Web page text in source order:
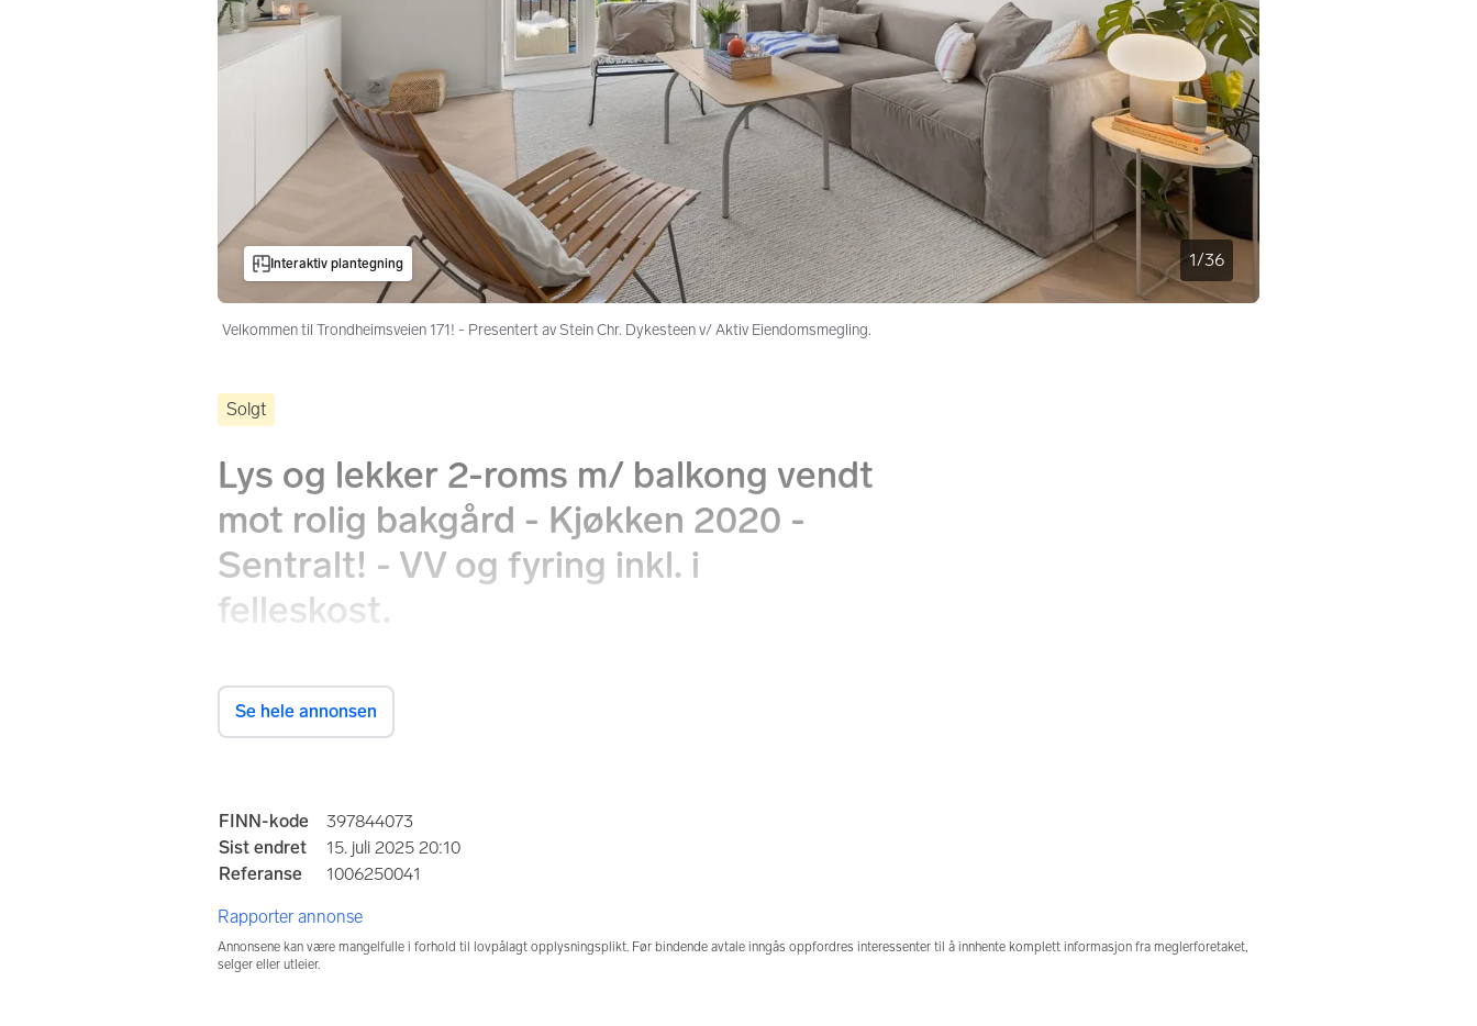
1/36
Interaktiv plantegning
Velkommen til Trondheimsveien 171! - Presentert av Stein Chr. Dykesteen v/ Aktiv Eiendomsmegling.
Solgt
Lys og lekker 2-roms m/​ balkong vendt
mot rolig bakgård - Kjøkken 2020 -
Sentralt! - VV og fyring inkl. i
felleskost.
Totalpris
4 481 034 kr
1 350 kr
4 640 kr
Se hele annonsen
Annonseinformasjon
FINN-kode
397844073
Sist endret
15. juli 2025 20:10
Referanse
1006250041
Rapporter annonse
Annonsene kan være mangelfulle i forhold til lovpålagt opplysningsplikt. Før bindende avtale inngås oppfordres interessenter til å innhente komplett informasjon fra meglerforetaket,
selger eller utleier.